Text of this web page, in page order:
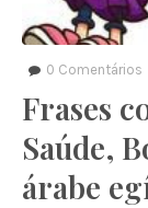
0 Comentários
Frases
Saúde,
árabe